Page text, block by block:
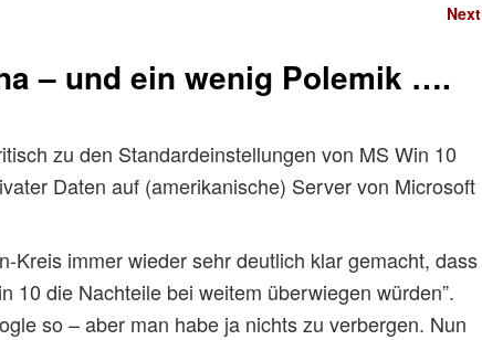
Next
– und ein wenig Polemik ….
zu den Standardeinstellungen von MS Win 10
Daten auf (amerikanische) Server von Microsoft
Kreis immer wieder sehr deutlich klar gemacht, dass
10 die Nachteile bei weitem überwiegen würden”.
so – aber man habe ja nichts zu verbergen. Nun